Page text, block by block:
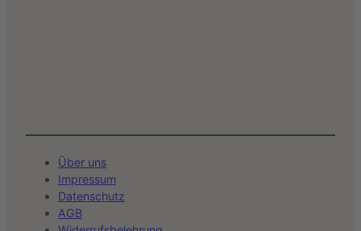
Über uns
Impressum
Datenschutz
AGB